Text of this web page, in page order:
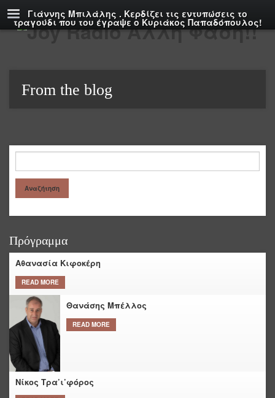
Γιάννης Μπιλάλης . Κερδίζει τις εντυπώσεις το
τραγούδι που του έγραψε ο Κυριάκος Παπαδόπουλος!
From the blog
Πρόγραμμα
Αθανασία Κιφοκέρη
READ MORE
Θανάσης Μπέλλος
READ MORE
Νίκος Τρα’ι’φόρος